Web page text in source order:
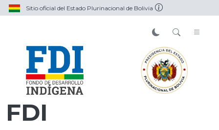
Sitio oficial del Estado Plurinacional de Bolivia
FDI